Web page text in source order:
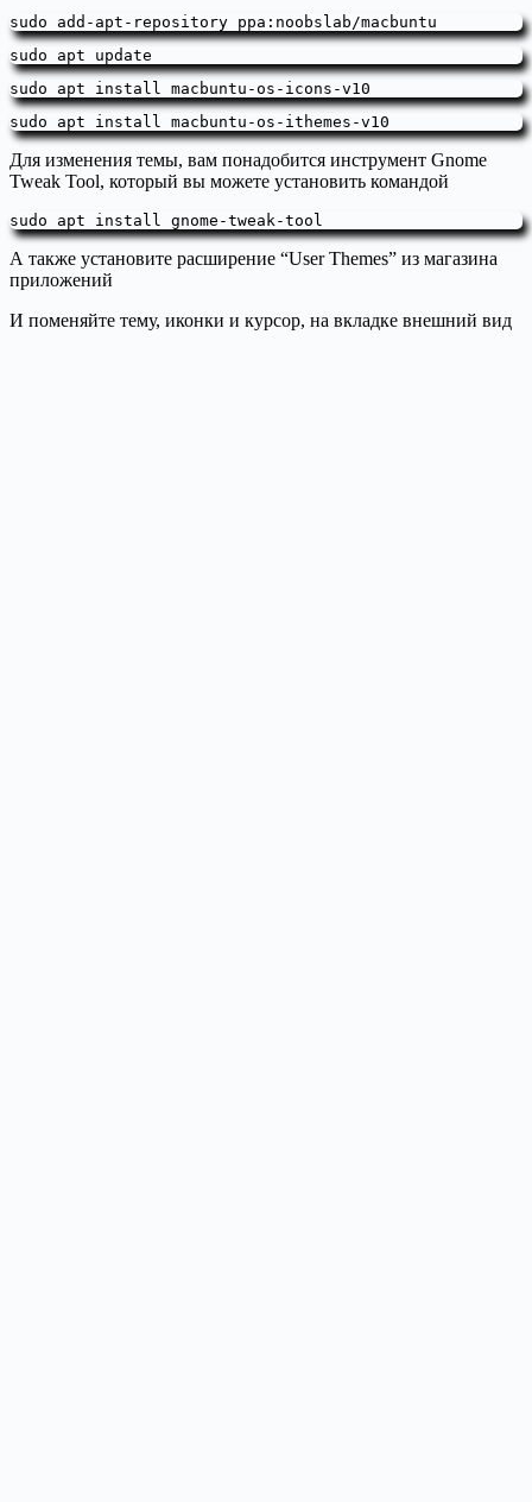
sudo add-apt-repository ppa:noobslab/macbuntu
sudo apt update
sudo apt install macbuntu-os-icons-v10
sudo apt install macbuntu-os-ithemes-v10
Для изменения темы, вам понадобится инструмент Gnome
Tweak Tool, который вы можете установить командой
sudo apt install gnome-tweak-tool
А также установите расширение “User Themes” из магазина
приложений
И поменяйте тему, иконки и курсор, на вкладке внешний вид